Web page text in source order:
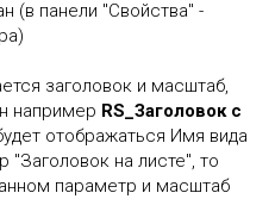
(в панели "Свойства" -
заголовок и масштаб,
например RS_Заголовок с
отображаться Имя вида
"Заголовок на листе", то
параметр и масштаб